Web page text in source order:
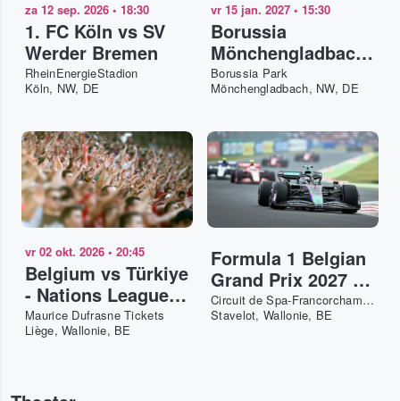
za 12 sep. 2026 • 18:30
1. FC Köln vs SV
Werder Bremen
RheinEnergieStadion
Köln, NW, DE
vr 15 jan. 2027 • 15:30
Borussia
Mönchengladbach
vs 1. FC Union
Berlin
Borussia Park
Mönchengladbach, NW, DE
vr 02 okt. 2026 • 20:45
Belgium vs Türkiye
- Nations League
2026-27 Tickets
Maurice Dufrasne Tickets
Liège, Wallonie, BE
Formula 1 Belgian
Grand Prix 2027 -
3-Day Pass Tickets
Circuit de Spa-Francorchamps Tickets
Stavelot, Wallonie, BE